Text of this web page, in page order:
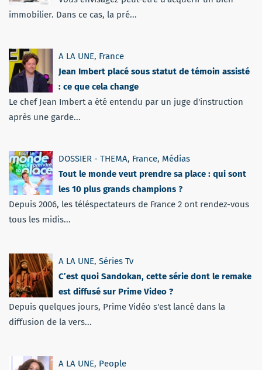
immobilier. Dans ce cas, la pré...
A LA UNE, France
Jean Imbert placé sous statut de témoin assisté
: ce que cela change
Le chef Jean Imbert a été entendu par un juge d'instruction
après une garde...
DOSSIER - THEMA, France, Médias
Tout le monde veut prendre sa place : qui sont
les 10 plus grands champions ?
Depuis 2006, les téléspectateurs de France 2 ont rendez-vous
tous les midis...
A LA UNE, Séries Tv
C’est quoi Sandokan, cette série dont le remake
est diffusé sur Prime Video ?
Depuis quelques jours, Prime Vidéo s'est lancé dans la
diffusion de la vers...
A LA UNE, People